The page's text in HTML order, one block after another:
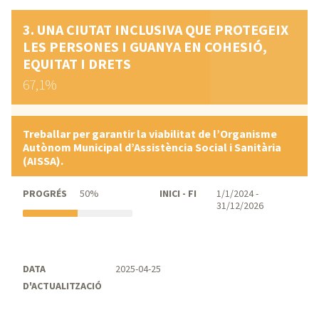
UNA CIUTAT INCLUSIVA QUE PROTEGEIX
LES PERSONES I GUANYA EN COHESIÓ,
EQUITAT I DRETS
67,1%
Treballar per garantir la viabilitat de l’Organisme
Autònom Municipal d’Assistència Social i Sanitària
(AISSA).
PROGRÉS 50% INICI - FI
1/1/2024 -
31/12/2026
DATA
D'ACTUALITZACIÓ
2025-04-25